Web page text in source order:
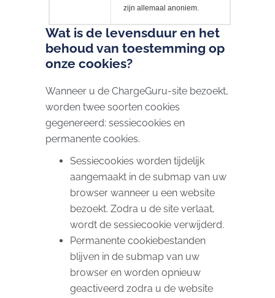
zijn allemaal anoniem.
Wat is de levensduur en het
behoud van toestemming op
onze cookies?
Wanneer u de ChargeGuru-site bezoekt,
worden twee soorten cookies
gegenereerd: sessiecookies en
permanente cookies.
Sessiecookies worden tijdelijk
aangemaakt in de submap van uw
browser wanneer u een website
bezoekt. Zodra u de site verlaat,
wordt de sessiecookie verwijderd.
Permanente cookiebestanden
blijven in de submap van uw
browser en worden opnieuw
geactiveerd zodra u de website